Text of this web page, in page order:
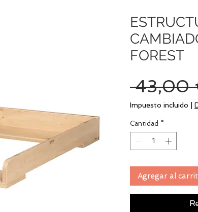
FOREST
43,00
Impuesto incluido
Cantidad *
Agregar al